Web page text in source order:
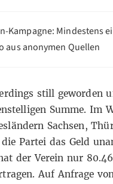
Kampagne: Mindestens
aus anonymen Quellen
still geworden
Summe. Im
Sachsen,
Partei das Geld
der Verein nur
Auf Anfrage